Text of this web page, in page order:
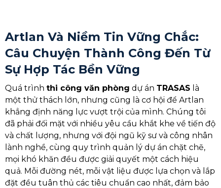
Artlan Và Niềm Tin Vững Chắc:
Câu Chuyện Thành Công Đến Từ
Sự Hợp Tác Bền Vững
Quá trình thi công văn phòng dự án TRASAS là
một thử thách lớn, nhưng cũng là cơ hội để Artlan
khẳng định năng lực vượt trội của mình. Chúng tôi
đã phải đối mặt với nhiều yêu cầu khắt khe về tiến độ
và chất lượng, nhưng với đội ngũ kỹ sư và công nhân
lành nghề, cùng quy trình quản lý dự án chặt chẽ,
mọi khó khăn đều được giải quyết một cách hiệu
quả. Mỗi đường nét, mỗi vật liệu được lựa chọn và lắp
đặt đều tuân thủ các tiêu chuẩn cao nhất, đảm bảo